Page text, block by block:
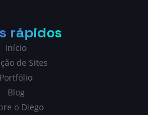
rápidos
Início
de Sites
Portfólio
Blog
o Diego